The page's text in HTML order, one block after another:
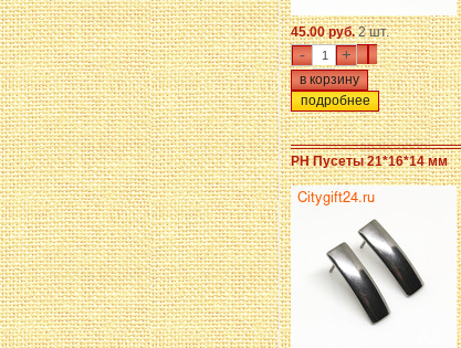
45.00 руб.2 шт.
- +
подробнее
PH Пусеты 21*16*14 мм